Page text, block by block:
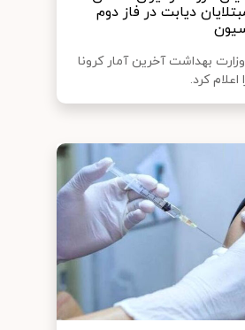
دیابت در فاز دوم
بهداشت آخرین آمار کرونا
کرد.